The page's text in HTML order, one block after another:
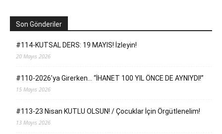
Son Gönderiler
#114-KUTSAL DERS: 19 MAYIS! İzleyin!
20 Mayıs 2026
#110-2026’ya Girerken… “İHANET 100 YIL ÖNCE DE AYNIYDI!”
15 Mayıs 2026
#113-23 Nisan KUTLU OLSUN! / Çocuklar İçin Örgütlenelim!
13 Mayıs 2026